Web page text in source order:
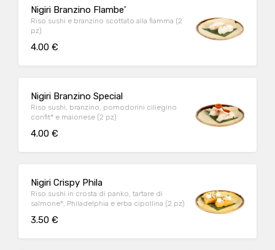
Nigiri Branzino Flambe'
Riso sushi e branzino scottato alla fiamma (2
pz)
4.00 €
Nigiri Branzino Special
Riso sushi, branzino, pomodorini ciliegino
confit* e maionese (2 pz)
4.00 €
Nigiri Crispy Phila
Riso sushi in crosta di panko, tartare di
salmone*, Philadelphia e erba cipollina (2 pz)
3.50 €